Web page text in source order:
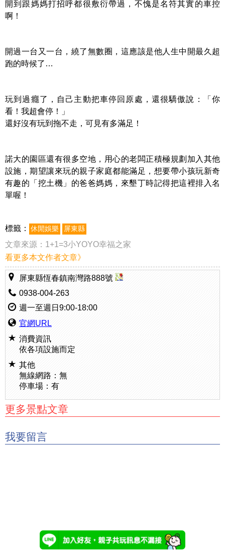
開到跟媽媽打招呼都很敷衍帶過，不愧是名符其實的車控
啊！
開過一台又一台，繞了無數圈，這應該是他人生中開最久超
跑的時候了…
玩到過癮了，自己主動把車停回原處，還很驕傲說：「你
看！我超會停！」
還好沒有玩到拖不走，可見有多滿足！
諾大的園區還有很多空地，用心的老闆正積極規劃加入其他
設施，期望讓來玩的親子家庭都能滿足，想要帶小孩玩新奇
有趣的「挖土機」的爸爸媽媽，來墾丁時記得把這裡排入名
單喔！
標籤： 休閒娛樂 屏東縣
文章來源： 1+1=3小YOYO幸福之家
看更多本文作者文章》
屏東縣恆春鎮南灣路888號
0938-004-263
週一至週日9:00-18:00
官網URL
消費資訊
依各項設施而定
其他
無線網路：無
停車場：有
更多景點文章
我要留言